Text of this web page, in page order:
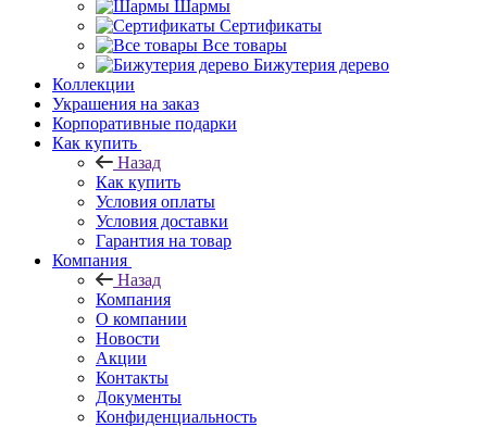
Шармы
Сертификаты
Все товары
Бижутерия дерево
Коллекции
Украшения на заказ
Корпоративные подарки
Как купить
Назад
Как купить
Условия оплаты
Условия доставки
Гарантия на товар
Компания
Назад
Компания
О компании
Новости
Акции
Контакты
Документы
Конфиденциальность